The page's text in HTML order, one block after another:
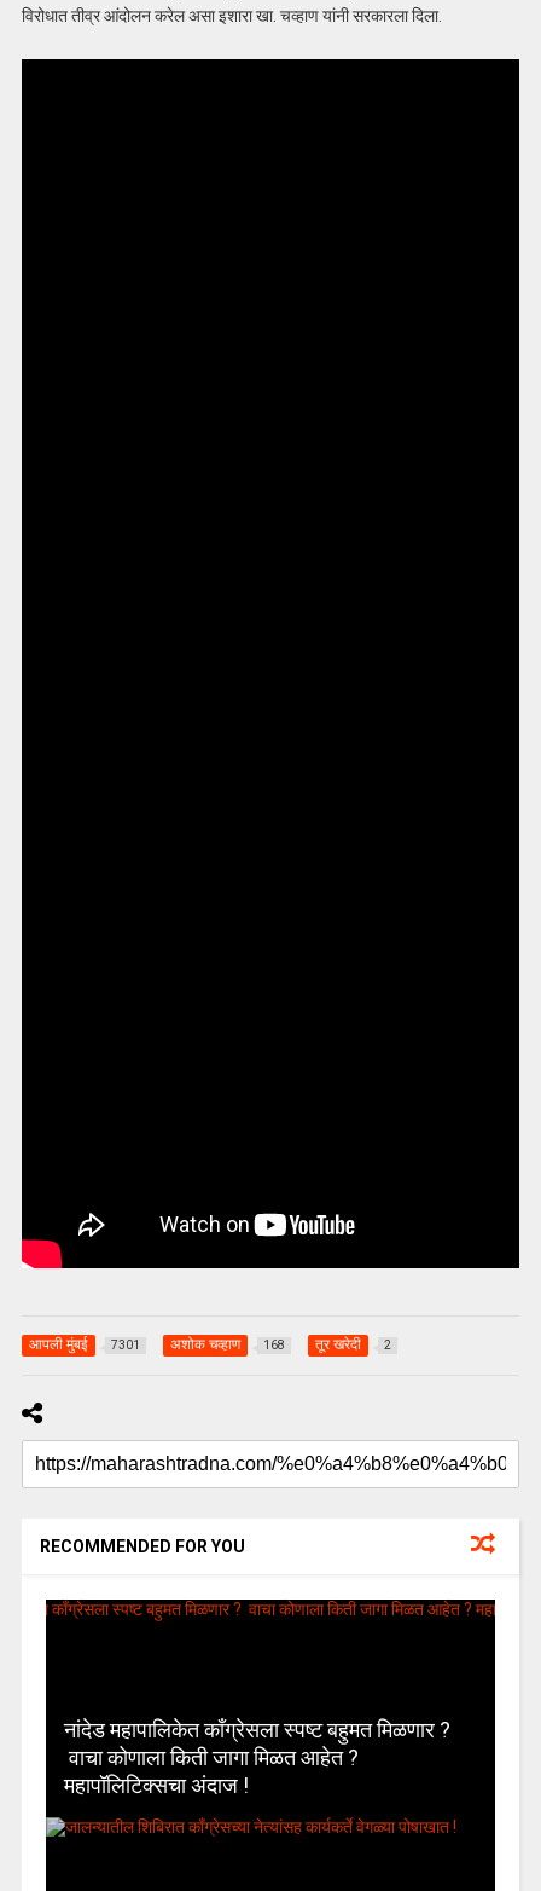
विरोधात तीव्र आंदोलन करेल असा इशारा खा. चव्हाण यांनी सरकारला दिला.
आपली मुंबई 7301 अशोक चव्हाण 168 तूर खरेदी 2
RECOMMENDED FOR YOU
नांदेड महापालिकेत काँग्रेसला स्पष्ट बहुमत मिळणार ?
वाचा कोणाला किती जागा मिळत आहेत ?
महापॉलिटिक्सचा अंदाज !